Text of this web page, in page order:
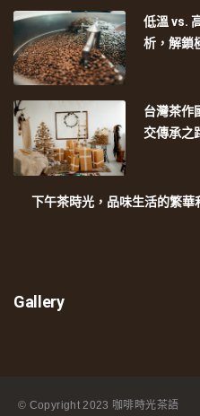
低溫 vs.
析，解鎖
台灣茶作
交傳承之
下午茶時光，品味生活的繁華
Gallery
© Copyright2023 咖啡時光茶語